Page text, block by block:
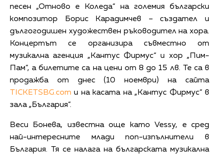
песен „Отново е Коледа“ на големия български
композитор Борис Карадимчев – създател и
дългогодишен художествен ръководител на хора.
Концертът се организира съвместно от
музикална агенция „Кантус Фирмус“ и хор „Пим-
Пам“, а билетите са на цени от 8 до 15 лв. Те са в
продажба от днес (10 ноември) на сайта
TICKETSBG.com и на касата на „Кантус Фирмус“ в
зала „България“.
Веси Бонева, известна още като Vessy, е сред
най-интересните млади поп-изпълнители в
България. Тя се налага на българската музикална